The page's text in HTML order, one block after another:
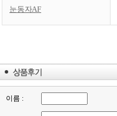
눈동자AF
이름 :